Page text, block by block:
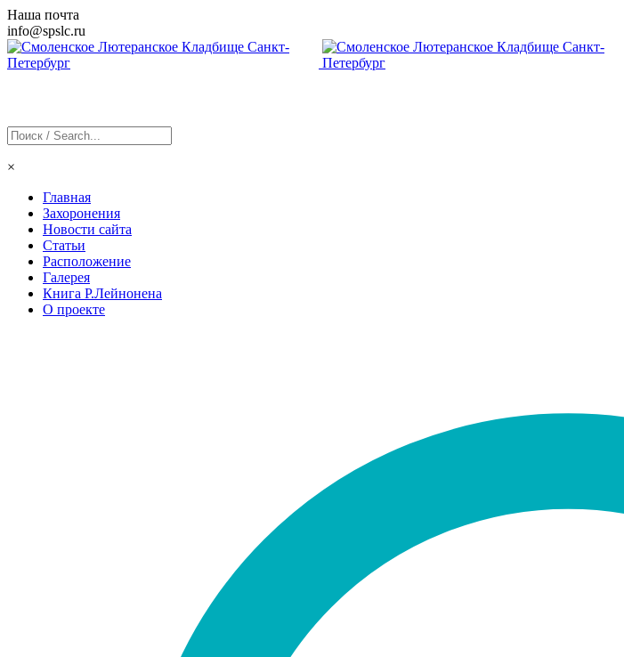
Наша почта
info@spslc.ru
×
Главная
Захоронения
Новости сайта
Статьи
Расположение
Галерея
Книга Р.Лейнонена
О проекте